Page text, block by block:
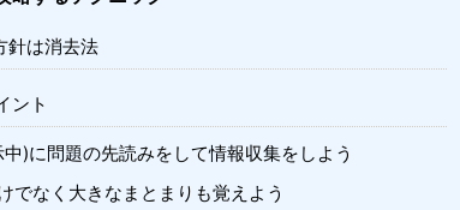
針は消去法
ント
)に問題の先読みをして情報収集をしよう
でなく大きなまとまりも覚えよう